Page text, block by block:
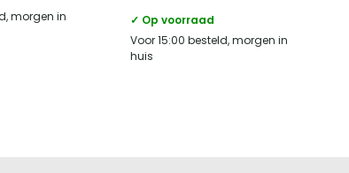
morgen in
✓ Op voorraad
Voor 15:00 besteld, morgen in
huis